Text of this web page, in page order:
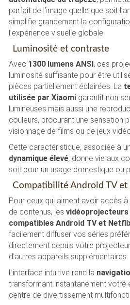
parfait de l’image quelle que soit
simplifie grandement la
l’expérience visuelle globale.
Luminosité et contraste
Avec 1300 lumens ANSI, ces
luminosité suffisante pour être
pièces partiellement éclairées. La
utilisée par Xiaomigarantit non
lumineuses mais aussi une
couleurs, procurant une sensation
visionnage de films ou de jeux
Cette caractéristique, associée à un
dynamique élevé, donne vie aux
soit pour un usage domestique ou
Compatibilité Android TV
Pour ceux qui aiment avoir accès
de contenus, les
compatibles Android TV et
facilement diffuser vos séries
directement depuis votre
d’autres appareils supplémentaires.
L’interface intuitive rend la
transformant instantanément votre
centre de divertissement